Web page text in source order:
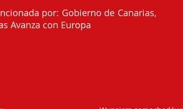
por: Gobierno de Canarias,
Avanza con Europa